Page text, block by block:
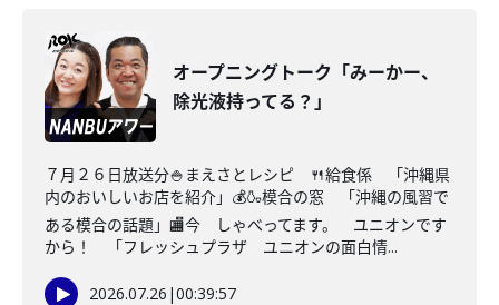
オープニングトーク「みーかー、
除光液持ってる？」
７月２６日放送分🍚まえさとレシピ 🍴給食係 「沖縄県
内のおいしいお店を紹介」💰🍶模合の窓 「沖縄の風習で
ある模合の話題」🏬今 しゃべってます。 ユニオンです
から！ 「フレッシュプラザ ユニオンの面白情...
2026.07.26 |00:39:57